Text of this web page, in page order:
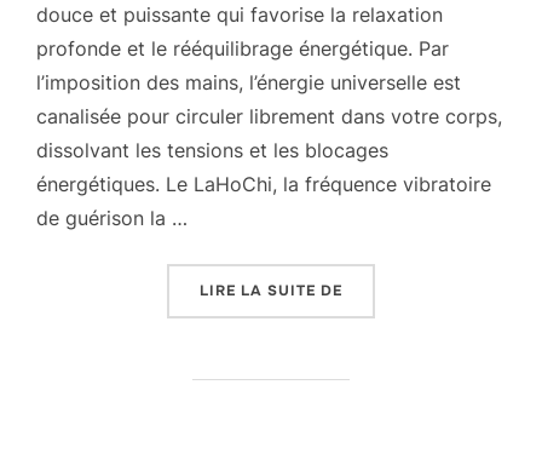
douce et puissante qui favorise la relaxation
profonde et le rééquilibrage énergétique. Par
l’imposition des mains, l’énergie universelle est
canalisée pour circuler librement dans votre corps,
dissolvant les tensions et les blocages
énergétiques. Le LaHoChi, la fréquence vibratoire
de guérison la …
LIRE LA SUITE DE